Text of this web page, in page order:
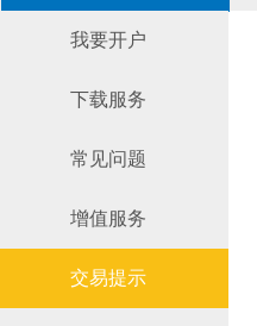
我要开户
下载服务
常见问题
增值服务
交易提示